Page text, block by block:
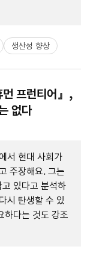
생산성 향상
먼 프런티어』,
없다
서 현대 사회가
주장해요. 그는
있다고 분석하
시 탄생할 수 있
하다는 것도 강조